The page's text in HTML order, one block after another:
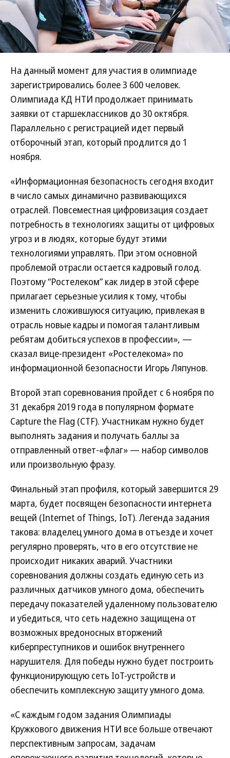
На данный момент для участия в олимпиаде
зарегистрировались более 3 600 человек.
Олимпиада КД НТИ продолжает принимать
заявки от старшеклассников до 30 октября.
Параллельно с регистрацией идет первый
отборочный этап, который продлится до 1
ноября.
«Информационная безопасность сегодня входит
в число самых динамично развивающихся
отраслей. Повсеместная цифровизация создает
потребность в технологиях защиты от цифровых
угроз и в людях, которые будут этими
технологиями управлять. При этом основной
проблемой отрасли остается кадровый голод.
Поэтому “Ростелеком” как лидер в этой сфере
прилагает серьезные усилия к тому, чтобы
изменить сложившуюся ситуацию, привлекая в
отрасль новые кадры и помогая талантливым
ребятам добиться успехов в профессии», —
сказал вице-президент «Ростелекома» по
информационной безопасности Игорь Ляпунов.
Второй этап соревнования пройдет с 6 ноября по
31 декабря 2019 года в популярном формате
Capture the Flag (CTF). Участникам нужно будет
выполнять задания и получать баллы за
отправленный ответ-«флаг» — набор символов
или произвольную фразу.
Финальный этап профиля, который завершится 29
марта, будет посвящен безопасности интернета
вещей (Internet of Things, IoT). Легенда задания
такова: владелец умного дома в отъезде и хочет
регулярно проверять, что в его отсутствие не
происходит никаких аварий. Участники
соревнования должны создать единую сеть из
различных датчиков умного дома, обеспечить
передачу показателей удаленному пользователю
и убедиться, что сеть надежно защищена от
возможных вредоносных вторжений
киберпреступников и ошибок внутреннего
нарушителя. Для победы нужно будет построить
функционирующую сеть IoT-устройств и
обеспечить комплексную защиту умного дома.
«С каждым годом задания Олимпиады
Кружкового движения НТИ все больше отвечают
перспективным запросам, задачам